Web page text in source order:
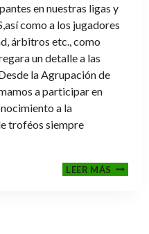
en nuestras ligas y
como a los jugadores
árbitros etc., como
un detalle a las
la Agrupación de
a participar en
a la
troféos siempre
LEER MÁSCENA-